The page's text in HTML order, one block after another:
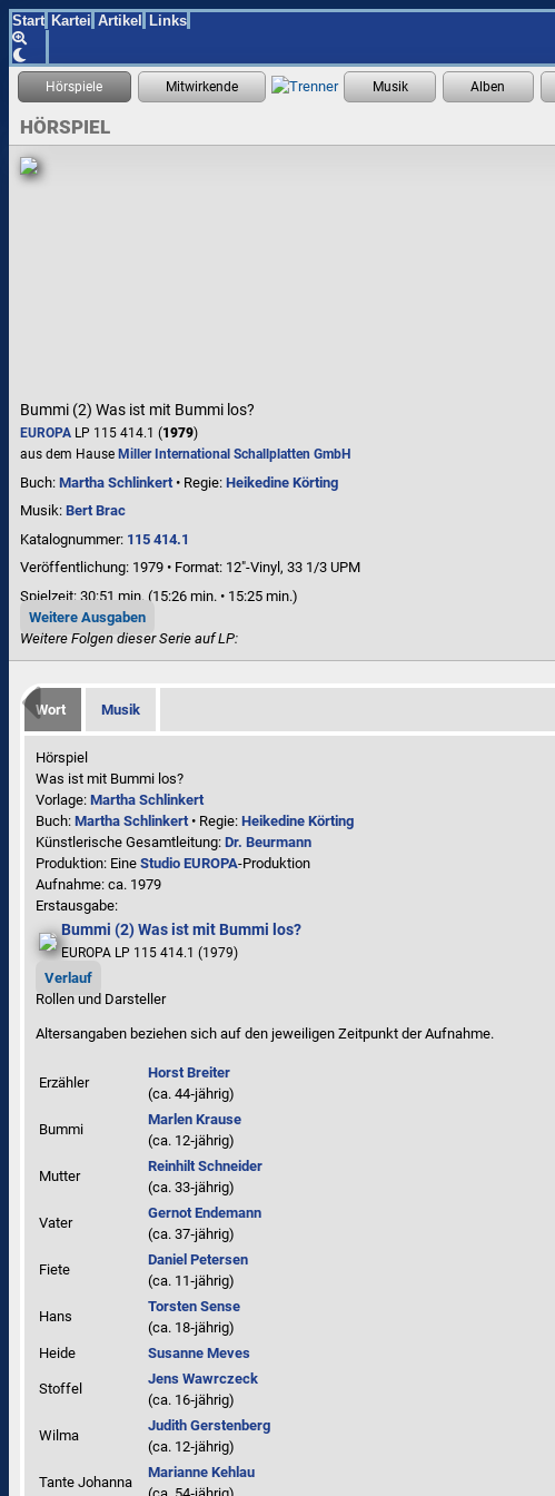
Start Kartei Artikel Links
HÖRSPIEL
Bummi (2) Was ist mit Bummi los?
EUROPA LP 115 414.1 (1979)
aus dem Hause Miller International Schallplatten GmbH
Buch: Martha Schlinkert • Regie: Heikedine Körting
Musik: Bert Brac
Katalognummer: 115 414.1
Veröffentlichung: 1979 • Format: 12"-Vinyl, 33 1/3 UPM
Spielzeit: 30:51 min. (15:26 min. • 15:25 min.)
Weitere Ausgaben
Weitere Folgen dieser Serie auf LP:
Wort Musik
Hörspiel
Was ist mit Bummi los?
Vorlage: Martha Schlinkert
Buch: Martha Schlinkert • Regie: Heikedine Körting
Künstlerische Gesamtleitung: Dr. Beurmann
Produktion: Eine Studio EUROPA-Produktion
Aufnahme: ca. 1979
Erstausgabe:
Bummi (2) Was ist mit Bummi los?
EUROPA LP 115 414.1 (1979)
Verlauf
Rollen und Darsteller
Altersangaben beziehen sich auf den jeweiligen Zeitpunkt der Aufnahme.
Erzähler
Horst Breiter
(ca. 44‑jährig)
Bummi
Marlen Krause
(ca. 12‑jährig)
Mutter
Reinhilt Schneider
(ca. 33‑jährig)
Vater
Gernot Endemann
(ca. 37‑jährig)
Fiete
Daniel Petersen
(ca. 11‑jährig)
Hans
Torsten Sense
(ca. 18‑jährig)
Heide
Susanne Meves
Stoffel
Jens Wawrczeck
(ca. 16‑jährig)
Wilma
Judith Gerstenberg
(ca. 12‑jährig)
Tante Johanna
Marianne Kehlau